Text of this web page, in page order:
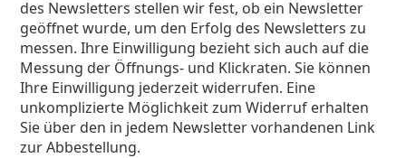
des Newsletters stellen wir fest, ob ein Newsletter
geöffnet wurde, um den Erfolg des Newsletters zu
messen. Ihre Einwilligung bezieht sich auch auf die
Messung der Öffnungs- und Klickraten. Sie können
Ihre Einwilligung jederzeit widerrufen. Eine
unkomplizierte Möglichkeit zum Widerruf erhalten
Sie über den in jedem Newsletter vorhandenen Link
zur Abbestellung.